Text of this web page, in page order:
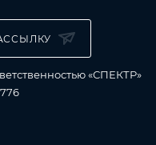
«СПЕКТР»